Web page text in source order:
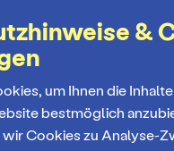
&
um Ihnen die
bestmöglich
wir Cookies zu Analyse-